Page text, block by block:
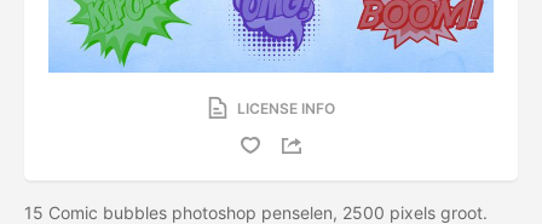
LICENSE INFO
15 Comic bubbles photoshop penselen, 2500 pixels groot.